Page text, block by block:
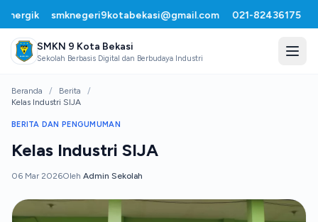
smknegeri9kotabekasi@gmail.com 021-82436175 •
SMKN 9 Kota Bekasi
Sekolah Berbasis Digital dan Berbudaya Industri
Beranda / Berita
/
Kelas Industri SIJA
BERITA DAN PENGUMUMAN
Kelas Industri SIJA
06 Mar 2026Oleh Admin Sekolah